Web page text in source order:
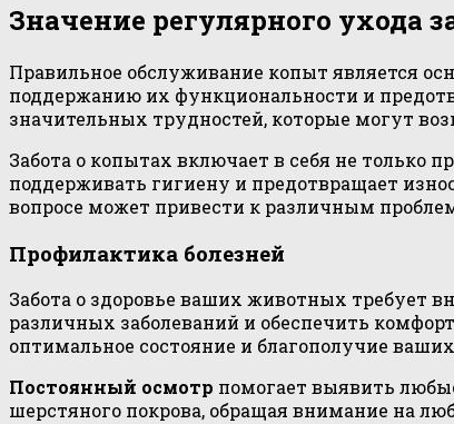
Значение регулярного ухода
Правильное обслуживание копыт является
поддержанию их функциональности и
значительных трудностей, которые могут
Забота о копытах включает в себя не только
поддерживать гигиену и предотвращает
вопросе может привести к различным
Профилактика болезней
Забота о здоровье ваших животных требует
различных заболеваний и обеспечить
оптимальное состояние и благополучие
Постоянный осмотр помогает выявить
шерстяного покрова, обращая внимание на